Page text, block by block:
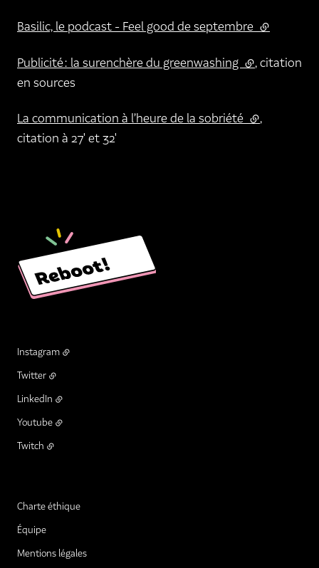
Basilic, le podcast - Feel good de septembre (lien
Publicité : la surenchère du greenwashing (lien externe)
, citation
en sources
La communication à l’heure de la sobriété (lien externe)
,
citation à 27' et 32'
Instagram
Twitter
LinkedIn
Youtube
Twitch
Charte éthique
Équipe
Mentions légales